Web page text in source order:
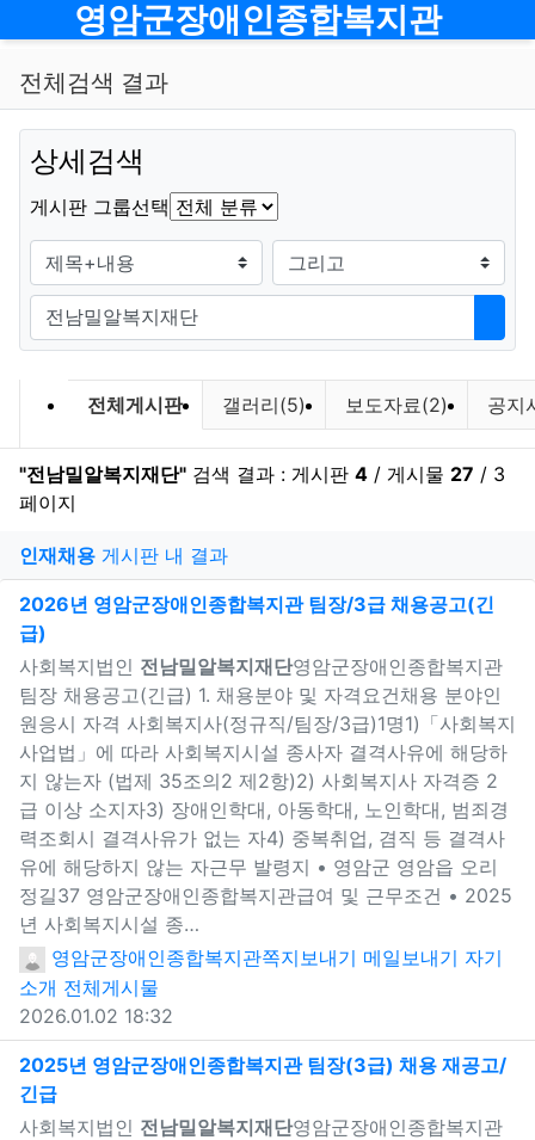
메뉴영암군장애인종합복지관
전체검색 결과
상세검색
그룹
게시판 그룹선택
검색조건
검색방법
검색어
검
검색 게시판 목록
전체게시판 갤러리(5) 보도자료(2) 공지
"전남밀알복지재단" 검색 결과 : 게시판 4 / 게시물 27 / 3
페이지
인재채용 게시판 내 결과
2026년 영암군장애인종합복지관 팀장/3급 채용공고(긴
급)
새창으로 보기
사회복지법인 전남밀알복지재단영암군장애인종합복지관
팀장 채용공고(긴급) 1. 채용분야 및 자격요건채용 분야인
원응시 자격 사회복지사(정규직/팀장/3급)1명1)「사회복지
사업법」에 따라 사회복지시설 종사자 결격사유에 해당하
지 않는자 (법제 35조의2 제2항)2) 사회복지사 자격증 2
급 이상 소지자3) 장애인학대, 아동학대, 노인학대, 범죄경
력조회시 결격사유가 없는 자4) 중복취업, 겸직 등 결격사
유에 해당하지 않는 자근무 발령지 • 영암군 영암읍 오리
정길37 영암군장애인종합복지관급여 및 근무조건 • 2025
년 사회복지시설 종…
영암군장애인종합복지관쪽지보내기 메일보내기 자기
소개 전체게시물
2026.01.02 18:32
2025년 영암군장애인종합복지관 팀장(3급) 채용 재공고/
긴급
새창으로 보기
사회복지법인 전남밀알복지재단영암군장애인종합복지관